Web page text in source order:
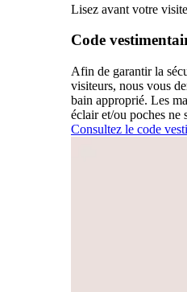
Lisez avant votre visite
Code
Afin de garantir la
visiteurs, nous vous
bain approprié. Les
éclair et/ou poches ne
Consultez le code